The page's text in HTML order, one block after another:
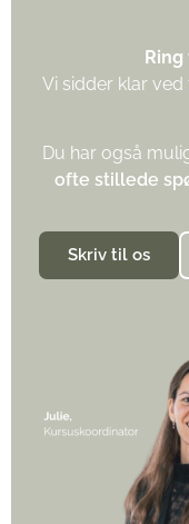
Ring
Vi sidder klar
Du har også
ofte stillede
Skriv til os